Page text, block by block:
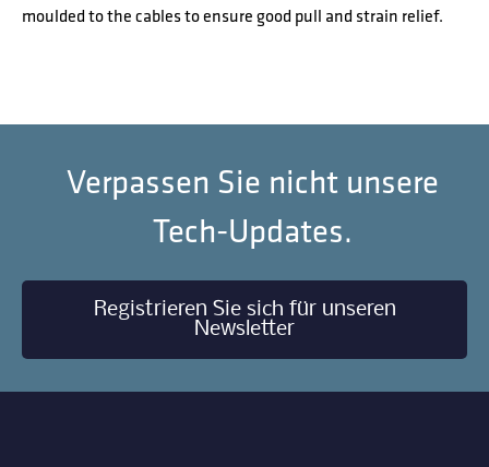
moulded to the cables to ensure good pull and strain relief.
Verpassen Sie nicht unsere
Tech-Updates.
Registrieren Sie sich für unseren
Newsletter